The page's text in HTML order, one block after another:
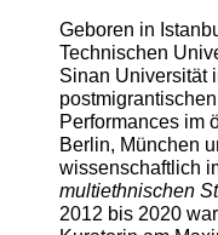
Geboren in
Technischen
Sinan Universität
Performances im
Berlin, München
wissenschaftlich
multiethnischen
2012 bis 2020